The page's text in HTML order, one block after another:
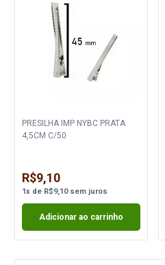
PRESILHA IMP NYBC PRATA
4,5CM C/50
R$9,10
1x de R$9,10sem juros
Adicionar ao carrinho